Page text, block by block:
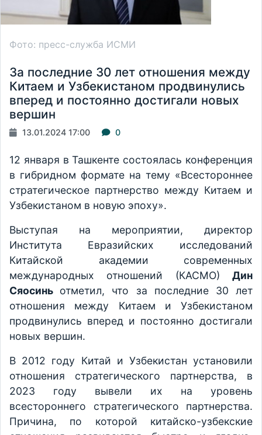
Фото: пресс-служба ИСМИ
За последние 30 лет отношения между
Китаем и Узбекистаном продвинулись
вперед и постоянно достигали новых
вершин
13.01.2024 17:00 0
12 января в Ташкенте состоялась конференция
в гибридном формате на тему «Всестороннее
стратегическое партнерство между Китаем и
Узбекистаном в новую эпоху».
Выступая на мероприятии, директор
Института Евразийских исследований
Китайской академии современных
международных отношений (КАСМО) Дин
Сяосинь отметил, что за последние 30 лет
отношения между Китаем и Узбекистаном
продвинулись вперед и постоянно достигали
новых вершин.
В 2012 году Китай и Узбекистан установили
отношения стратегического партнерства, в
2023 году вывели их на уровень
всестороннего стратегического партнерства.
Причина, по которой китайско-узбекские